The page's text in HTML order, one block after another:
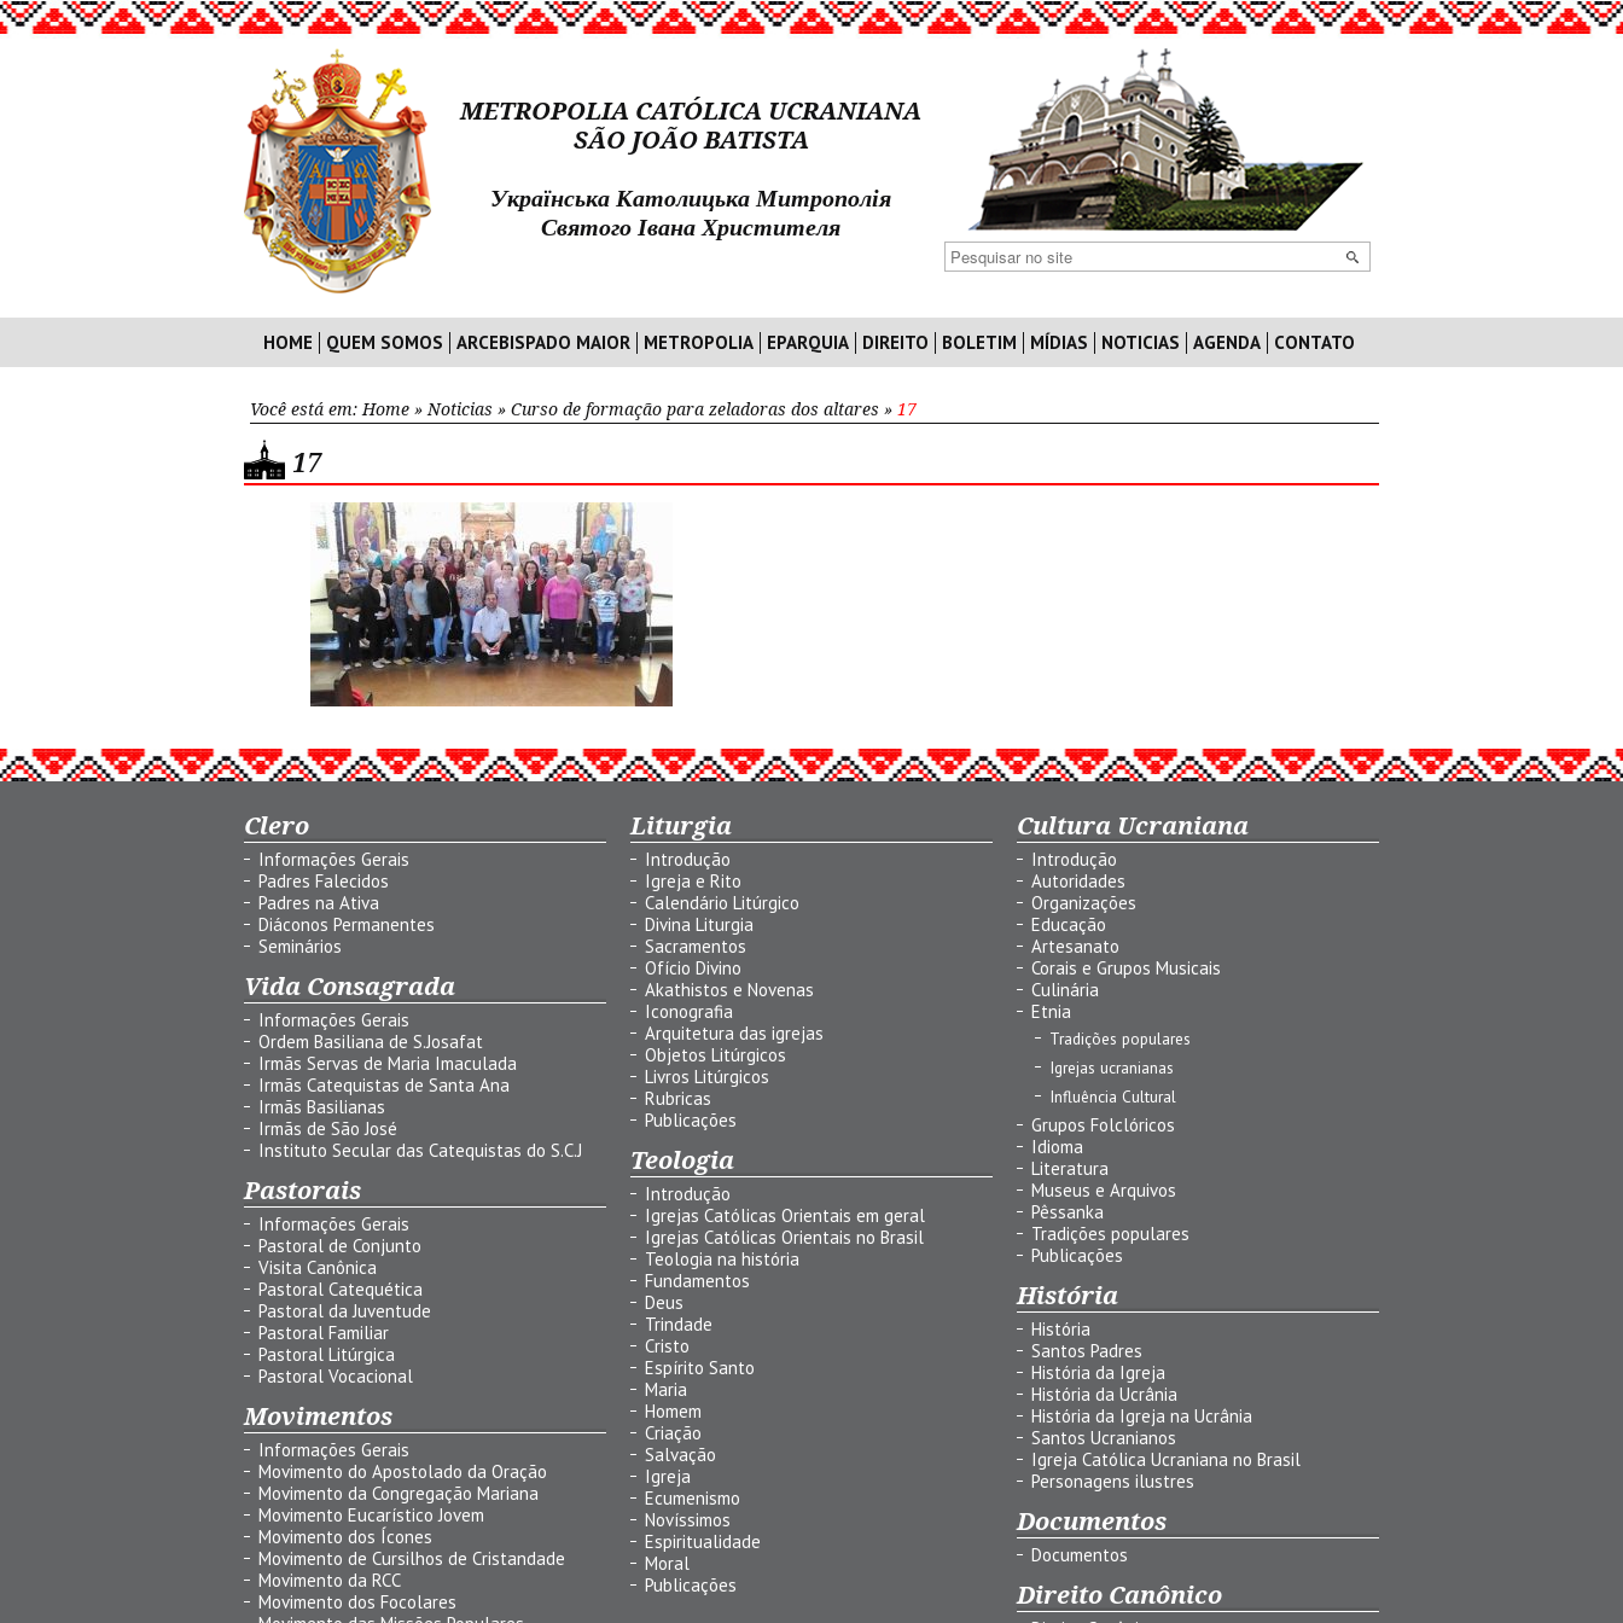
METROPOLIA CATÓLICA UCRANIANA
SÃO JOÃO BATISTA
Українська Католицька Митрополія
Святого Івана Христителя
HOME QUEM SOMOS ARCEBISPADO MAIOR METROPOLIA EPARQUIA DIREITO BOLETIM MÍDIAS NOTICIAS AGENDA CONTATO
Você está em: Home » Noticias » Curso de formação para zeladoras dos altares » 17
17
Clero
Informações Gerais
Padres Falecidos
Padres na Ativa
Diáconos Permanentes
Seminários
Vida Consagrada
Informações Gerais
Ordem Basiliana de S.Josafat
Irmãs Servas de Maria Imaculada
Irmãs Catequistas de Santa Ana
Irmãs Basilianas
Irmãs de São José
Instituto Secular das Catequistas do S.C.J
Pastorais
Informações Gerais
Pastoral de Conjunto
Visita Canônica
Pastoral Catequética
Pastoral da Juventude
Pastoral Familiar
Pastoral Litúrgica
Pastoral Vocacional
Movimentos
Informações Gerais
Movimento do Apostolado da Oração
Movimento da Congregação Mariana
Movimento Eucarístico Jovem
Movimento dos Ícones
Movimento de Cursilhos de Cristandade
Movimento da RCC
Movimento dos Focolares
Liturgia
Introdução
Igreja e Rito
Calendário Litúrgico
Divina Liturgia
Sacramentos
Ofício Divino
Akathistos e Novenas
Iconografia
Arquitetura das igrejas
Objetos Litúrgicos
Livros Litúrgicos
Rubricas
Publicações
Teologia
Introdução
Igrejas Católicas Orientais em geral
Igrejas Católicas Orientais no Brasil
Teologia na história
Fundamentos
Deus
Trindade
Cristo
Espírito Santo
Maria
Homem
Criação
Salvação
Igreja
Ecumenismo
Novíssimos
Espiritualidade
Moral
Publicações
Cultura Ucraniana
Introdução
Autoridades
Organizações
Educação
Artesanato
Corais e Grupos Musicais
Culinária
Etnia
Tradições populares
Igrejas ucranianas
Influência Cultural
Grupos Folclóricos
Idioma
Literatura
Museus e Arquivos
Pêssanka
Tradições populares
Publicações
História
História
Santos Padres
História da Igreja
História da Ucrânia
História da Igreja na Ucrânia
Santos Ucranianos
Igreja Católica Ucraniana no Brasil
Personagens ilustres
Documentos
Documentos
Direito Canônico